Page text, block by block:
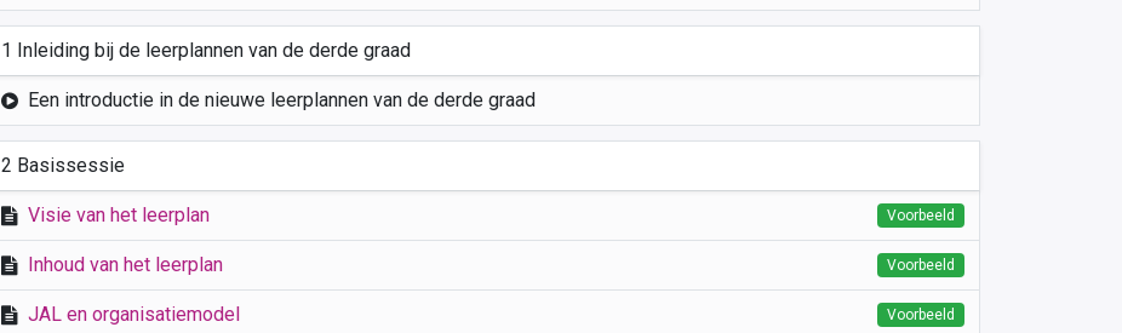
1 Inleiding bij de leerplannen van de derde graad
Een introductie in de nieuwe leerplannen van de derde graad
2 Basissessie
Visie van het leerplan Voorbeeld
Inhoud van het leerplan Voorbeeld
JAL en organisatiemodel Voorbeeld